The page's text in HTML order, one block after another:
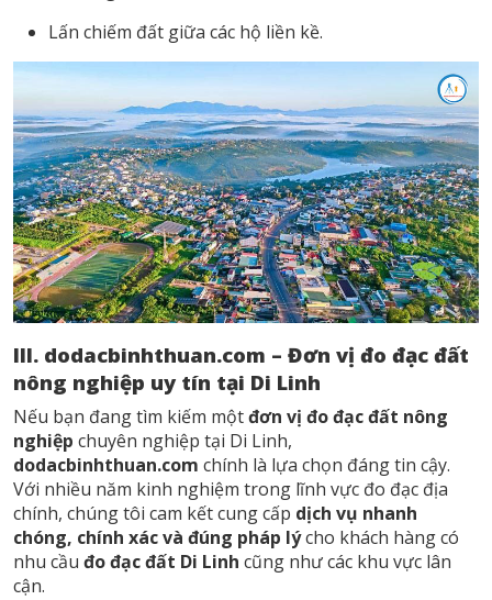
Lấn chiếm đất giữa các hộ liền kề.
III. dodacbinhthuan.com – Đơn vị đo đạc đất
nông nghiệp uy tín tại Di Linh
Nếu bạn đang tìm kiếm mộtđơn vị đo đạc đất nông
nghiệp chuyên nghiệp tại Di Linh,
dodacbinhthuan.com chính là lựa chọn đáng tin cậy.
Với nhiều năm kinh nghiệm trong lĩnh vực đo đạc địa
chính, chúng tôi cam kết cung cấp dịch vụ nhanh
chóng, chính xác và đúng pháp lýcho khách hàng có
nhu cầu đo đạc đất Di Linh cũng như các khu vực lân
cận.